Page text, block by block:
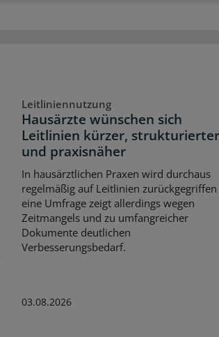
Leitliniennutzung
Hausärzte wünschen sich
Leitlinien kürzer, strukturierter
und praxisnäher
In hausärztlichen Praxen wird durchaus
regelmäßig auf Leitlinien zurückgegriffen
eine Umfrage zeigt allerdings wegen
Zeitmangels und zu umfangreicher
Dokumente deutlichen
Verbesserungsbedarf.
03.08.2026